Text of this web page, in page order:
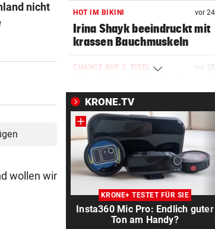
nicht
wollen wir
HOT IM BIKINI vor
Irina Shayk beeindruckt mit
krassen Bauchmuskeln
CHANCE AUF 3. TITEL vor
ins Finale ein
MANDATAR ALARMIERT
Polizisten-Mangel: „Es
Kahlschlag!“
HIER IM TICKER vor
MotoGP: Sprintrennen in
Silverstone ab 17 Uhr LIVE
KRONE.TV
KRONE+ TESTET FÜR SIE
Insta360 Mic Pro: Endlich guter
Ton am Handy?